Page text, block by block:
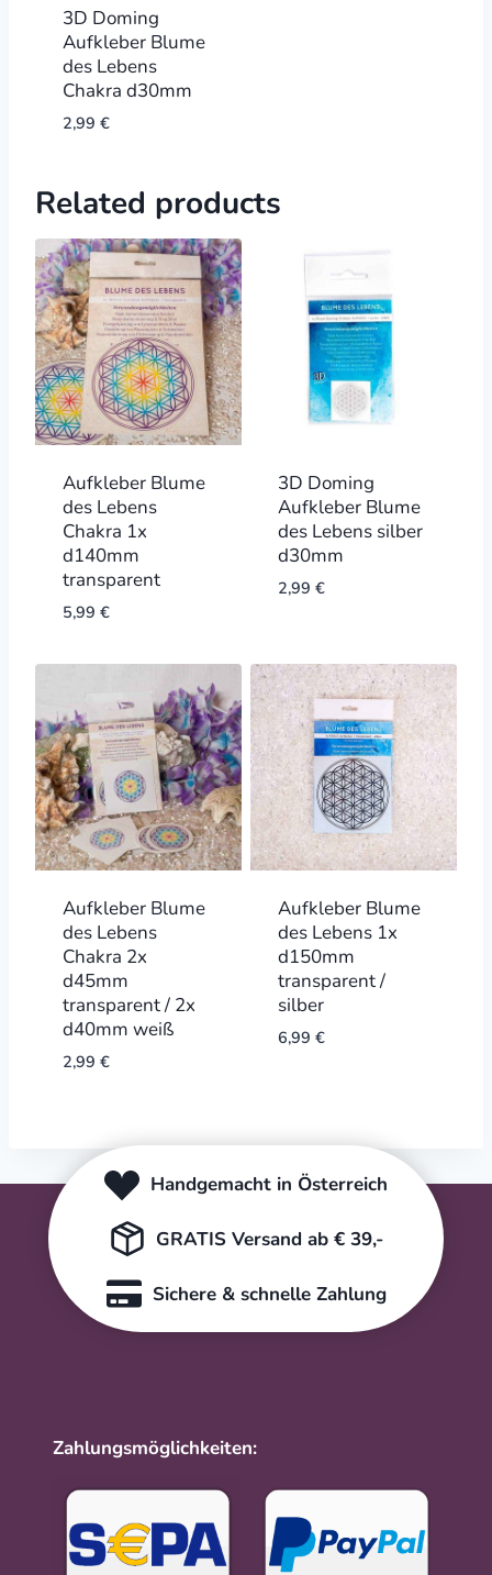
3D Doming
Aufkleber Blume
des Lebens
Chakra d30mm
2,99 €
Related products
Aufkleber Blume
des Lebens
Chakra 1x
d140mm
transparent
5,99 €
3D Doming
Aufkleber Blume
des Lebens silber
d30mm
2,99 €
Aufkleber Blume
des Lebens
Chakra 2x
d45mm
transparent / 2x
d40mm weiß
2,99 €
Aufkleber Blume
des Lebens 1x
d150mm
transparent /
silber
6,99 €
Handgemacht in Österreich
GRATIS Versand ab € 39,-
Sichere & schnelle Zahlung
Zahlungsmöglichkeiten: